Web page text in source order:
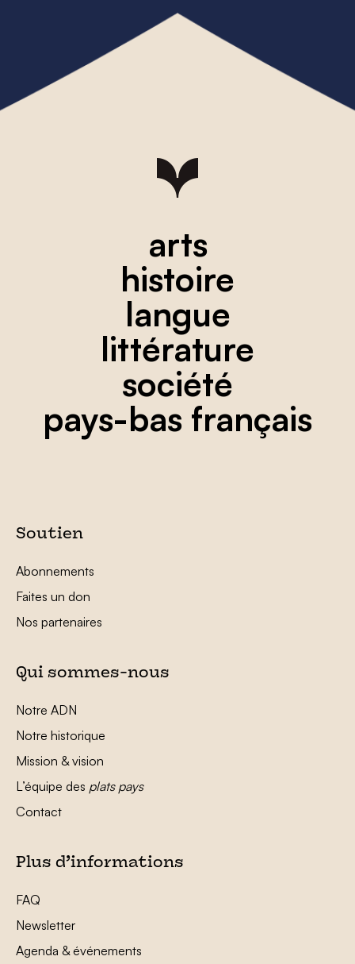
arts
histoire
langue
littérature
société
pays-bas français
Soutien
Abonnements
Faites un don
Nos partenaires
Qui sommes-nous
Notre ADN
Notre historique
Mission & vision
L’équipe des plats pays
Contact
Plus d’informations
FAQ
Newsletter
Agenda & événements